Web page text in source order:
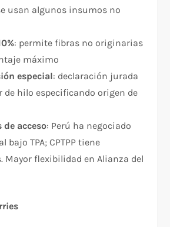
usan algunos insumos no
: permite fibras no originarias
máximo​
especial: declaración jurada
de hilo especificando origen de
acceso: Perú ha negociado
bajo TPA; CPTPP tiene
Mayor flexibilidad en Alianza del